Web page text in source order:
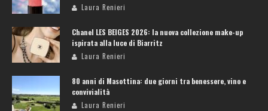
Laura Renieri
Chanel LES BEIGES 2026: la nuova collezione make-up
ispirata alla luce di Biarritz
Laura Renieri
80 anni di Masottina: due giorni tra benessere, vino e
convivialità
Laura Renieri